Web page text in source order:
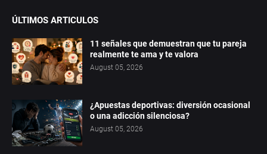
ÚLTIMOS ARTICULOS
11 señales que demuestran que tu pareja
realmente te ama y te valora
August 05, 2026
¿Apuestas deportivas: diversión ocasional
o una adicción silenciosa?
August 05, 2026